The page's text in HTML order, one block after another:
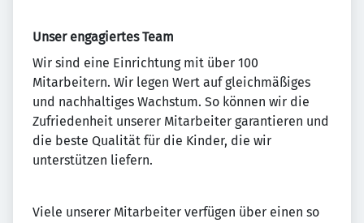
Unser engagiertes Team
Wir sind eine Einrichtung mit über 100
Mitarbeitern. Wir legen Wert auf gleichmäßiges
und nachhaltiges Wachstum. So können wir die
Zufriedenheit unserer Mitarbeiter garantieren und
die beste Qualität für die Kinder, die wir
unterstützen liefern.
Viele unserer Mitarbeiter verfügen über einen so